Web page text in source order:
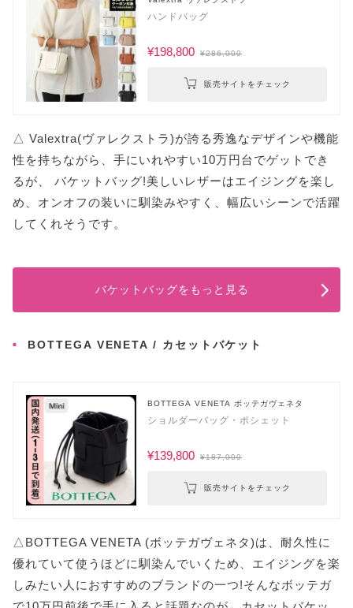
ハンドバッグ
¥198,800 ¥286,000
販売サイトをチェック
△ Valextra(ヴァレクストラ)が誇る秀逸なデザインや機能
性を持ちながら、手にいれやすい10万円台でゲットでき
るが、 バケットバッグ!美しいレザーはエイジングを楽し
め、オンオフの装いに馴染みやすく、幅広いシーンで活躍
してくれそうです。
バケットバッグをもっと見る
BOTTEGA VENETA / カセットバケット
BOTTEGA VENETA ボッテガヴェネタ
ショルダーバッグ・ポシェット
¥139,800 ¥187,000
販売サイトをチェック
△BOTTEGA VENETA (ボッテガヴェネタ)は、耐久性に
優れていて使うほどに馴染んでいくため、エイジングを楽
しみたい人におすすめのブランドの一つ!そんなボッテガ